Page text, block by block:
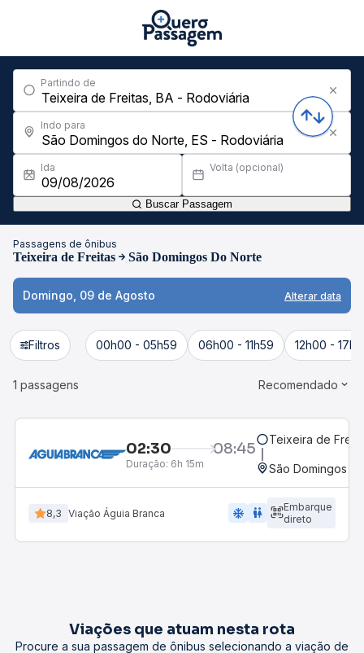
Partindo de
Indo para
Ida Volta (opcional)
Buscar Passagem
Passagens de ônibus
Teixeira de Freitas São Domingos Do Norte
Domingo, 09 de Agosto Alterar data
Filtros 00h00 - 05h59 06h00 - 11h59 12h00 -
1 passagens Recomendado
02:30 08:45
Duração: 6h 15m
Teixeira de
São Domingos
8,3 Viação Águia Branca ac_unit wc
Embarque
direto
Viações que atuam nesta rota
Procure a sua passagem de ônibus selecionando a viação de